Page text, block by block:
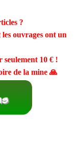
?
les ouvrages ont un
seulement 10 €!
de la mine 🙏